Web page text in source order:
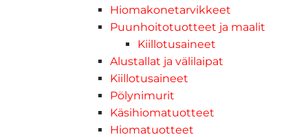
Hiomakonetarvikkeet
Puunhoitotuotteet ja maalit
Kiillotusaineet
Alustallat ja välilaipat
Kiillotusaineet
Pölynimurit
Käsihiomatuotteet
Hiomatuotteet